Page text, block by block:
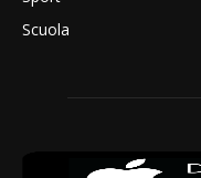
Scuola